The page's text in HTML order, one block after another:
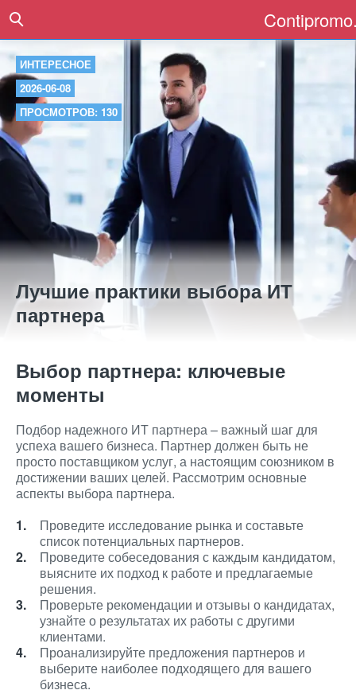
ИНТЕРЕСНОЕ
2026-06-08
ПРОСМОТРОВ: 130
Лучшие практики выбора ИТ
партнера
Выбор партнера: ключевые
моменты
Подбор надежного ИТ партнера – важный шаг для
успеха вашего бизнеса. Партнер должен быть не
просто поставщиком услуг, а настоящим союзником в
достижении ваших целей. Рассмотрим основные
аспекты выбора партнера.
Проведите исследование рынка и составьте
список потенциальных партнеров.
Проведите собеседования с каждым кандидатом,
выясните их подход к работе и предлагаемые
решения.
Проверьте рекомендации и отзывы о кандидатах,
узнайте о результатах их работы с другими
клиентами.
Проанализируйте предложения партнеров и
выберите наиболее подходящего для вашего
бизнеса.